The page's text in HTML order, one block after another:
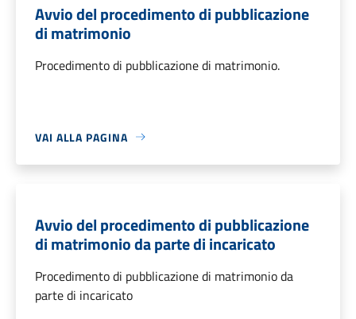
Avvio del procedimento di pubblicazione
di matrimonio
Procedimento di pubblicazione di matrimonio.
VAI ALLA PAGINA
Avvio del procedimento di pubblicazione
di matrimonio da parte di incaricato
Procedimento di pubblicazione di matrimonio da
parte di incaricato